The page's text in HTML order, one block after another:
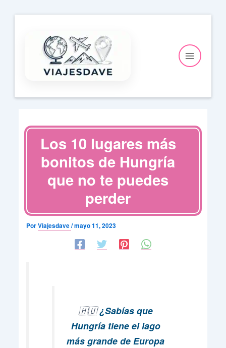
contenido
Los 10 lugares más
bonitos de Hungría
que no te puedes
perder
PorViajesdave/mayo 11, 2023
🇭🇺¿Sabías que
Hungría tiene el lago
más grande de Europa